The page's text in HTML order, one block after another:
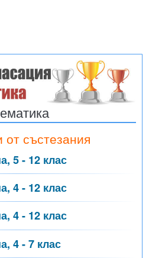
от състезания
5 - 12 клас
4 - 12 клас
4 - 12 клас
4 - 7 клас